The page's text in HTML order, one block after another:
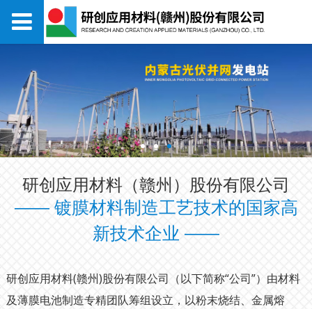
研创应用材料（赣州）股份有限公司
—— 镀膜材料制造工艺技术的国家高
新技术企业 ——
研创应用材料(赣州)股份有限公司（以下简称“公司”）由材料
及薄膜电池制造专精团队筹组设立，以粉末烧结、金属熔